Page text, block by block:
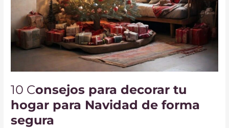
10 Consejos para decorar tu
hogar para Navidad de forma
segura